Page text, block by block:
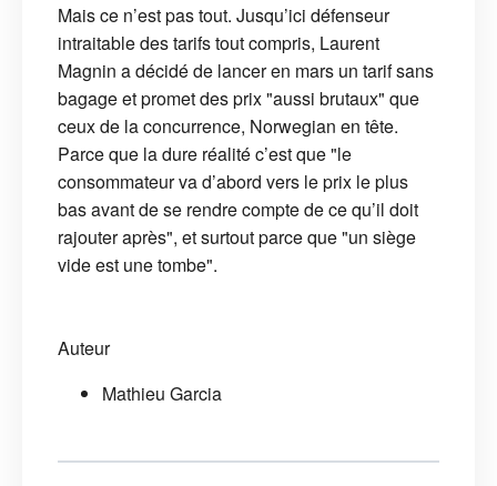
Mais ce n’est pas tout. Jusqu’ici défenseur
intraitable des tarifs tout compris, Laurent
Magnin a décidé de lancer en mars un tarif sans
bagage et promet des prix "aussi brutaux" que
ceux de la concurrence, Norwegian en tête.
Parce que la dure réalité c’est que "le
consommateur va d’abord vers le prix le plus
bas avant de se rendre compte de ce qu’il doit
rajouter après", et surtout parce que "un siège
vide est une tombe".
Auteur
Mathieu Garcia